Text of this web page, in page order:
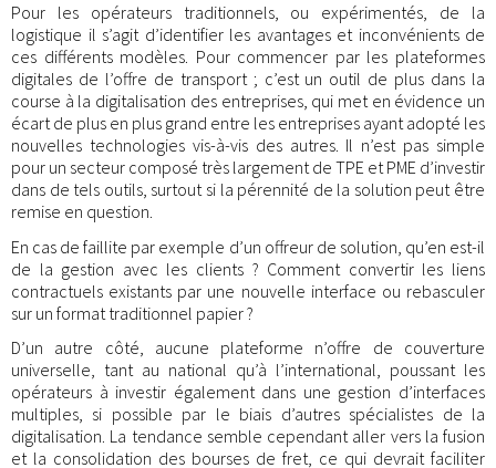
Pour les opérateurs traditionnels, ou expérimentés, de la
logistique il s’agit d’identifier les avantages et inconvénients de
ces différents modèles. Pour commencer par les plateformes
digitales de l’offre de transport ; c’est un outil de plus dans la
course à la digitalisation des entreprises, qui met en évidence un
écart de plus en plus grand entre les entreprises ayant adopté les
nouvelles technologies vis-à-vis des autres. Il n’est pas simple
pour un secteur composé très largement de TPE et PME d’investir
dans de tels outils, surtout si la pérennité de la solution peut être
remise en question.
En cas de faillite par exemple d’un offreur de solution, qu’en est-il
de la gestion avec les clients ? Comment convertir les liens
contractuels existants par une nouvelle interface ou rebasculer
sur un format traditionnel papier ?
D’un autre côté, aucune plateforme n’offre de couverture
universelle, tant au national qu’à l’international, poussant les
opérateurs à investir également dans une gestion d’interfaces
multiples, si possible par le biais d’autres spécialistes de la
digitalisation. La tendance semble cependant aller vers la fusion
et la consolidation des bourses de fret, ce qui devrait faciliter